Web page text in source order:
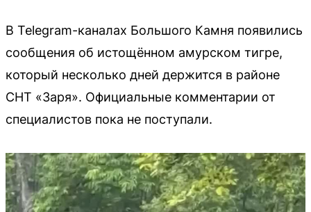
В Telegram-каналах Большого Камня появились
сообщения об истощённом амурском тигре,
который несколько дней держится в районе
СНТ «Заря». Официальные комментарии от
специалистов пока не поступали.